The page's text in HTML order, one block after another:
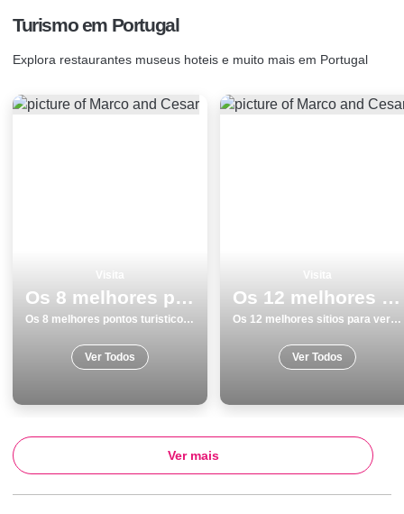
Turismo em Portugal
Explora restaurantes museus hoteis e muito mais em Portugal
Os 8 melhores pontos turisticos para visitar em Beja
Os 8 melhores pontos turisticos para visitar em Beja
Ver Todos
Os 12 melhores sitios para ver e visitar em Almada
Os 12 melhores sitios para ver e visitar em Almada
Ver Todos
Ver mais